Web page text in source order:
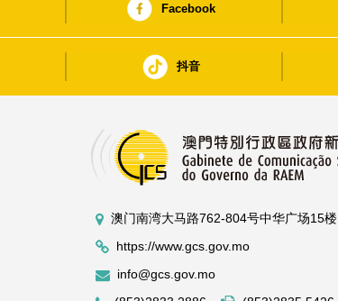
Facebook
抖音
澳门南湾大马路762-804号中华广场15楼
https://www.gcs.gov.mo
info@gcs.gov.mo